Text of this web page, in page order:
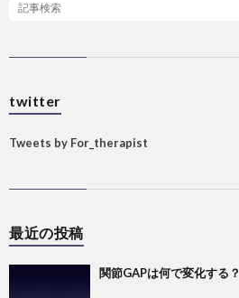
twitter
Tweets by For_therapist
最近の投稿
関節GAPは何で変化する？